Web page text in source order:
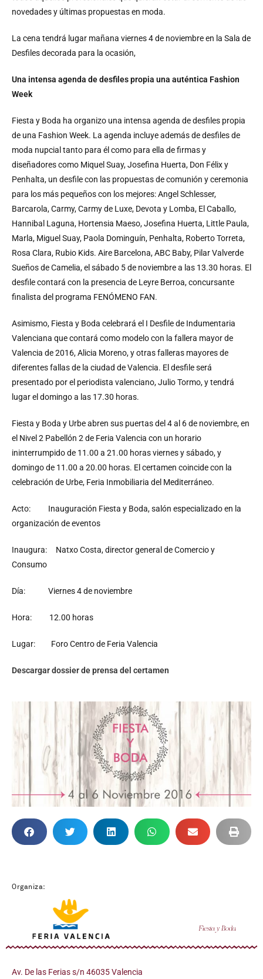
novedades y últimas propuestas en moda.
La cena tendrá lugar mañana viernes 4 de noviembre en la Sala de
Desfiles decorada para la ocasión,
Una intensa agenda de desfiles propia una auténtica Fashion
Week
Fiesta y Boda ha organizo una intensa agenda de desfiles propia
de una Fashion Week. La agenda incluye además de desfiles de
moda nupcial tanto para él como para ella de firmas y
diseñadores como Miquel Suay, Josefina Huerta, Don Félix y
Penhalta, un desfile con las propuestas de comunión y ceremonia
para los más pequeños con los mejores: Angel Schlesser,
Barcarola, Carmy, Carmy de Luxe, Devota y Lomba, El Caballo,
Hannibal Laguna, Hortensia Maeso, Josefina Huerta, Little Paula,
Marla, Miguel Suay, Paola Dominguín, Penhalta, Roberto Torreta,
Rosa Clara, Rubio Kids. Aire Barcelona, ABC Baby, Pilar Valverde
Sueños de Camelia, el sábado 5 de noviembre a las 13.30 horas. El
desfile contará con la presencia de Leyre Berroa, concursante
finalista del programa FENÓMENO FAN.
Asimismo, Fiesta y Boda celebrará el I Desfile de Indumentaria
Valenciana que contará como modelo con la fallera mayor de
Valencia de 2016, Alicia Moreno, y otras falleras mayores de
diferentes fallas de la ciudad de Valencia. El desfile será
presentado por el periodista valenciano, Julio Tormo, y tendrá
lugar el domingo a las 17.30 horas.
Fiesta y Boda y Urbe abren sus puertas del 4 al 6 de noviembre, en
el Nivel 2 Pabellón 2 de Feria Valencia con un horario
ininterrumpido de 11.00 a 21.00 horas viernes y sábado, y
domingo de 11.00 a 20.00 horas. El certamen coincide con la
celebración de Urbe, Feria Inmobiliaria del Mediterráneo.
Acto: Inauguración Fiesta y Boda, salón especializado en la
organización de eventos
Inaugura: Natxo Costa, director general de Comercio y
Consumo
Día: Viernes 4 de noviembre
Hora: 12.00 horas
Lugar: Foro Centro de Feria Valencia
Descargar dossier de prensa del certamen
Organiza:
Av. De las Ferias s/n 46035 Valencia